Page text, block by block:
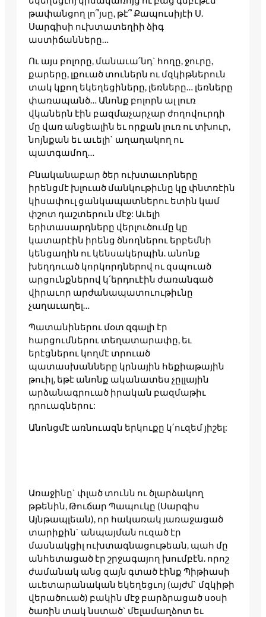
թափանցող լո՞յսը, թէ՞ Քապուսիյէի Ս.
Սարգիսի ուխտատեղիի ձիգ
աստիճանները…
Ու այս բոլորը, մանաւա՛նդ` հողը, ջուրը,
քարերը, լքուած տուներն ու մզկիթներուն
տակ կքող եկեղեցիները, լեռները… լեռները
փառապանծ… Անոնք բոլորն ալ լուռ
վկաներն էին բազմաչարչար ժողովուրդի
մը վառ անցեալին եւ որքան լուռ ու տխուր,
նոյնքան եւ աւելի` աղաղակող ու
պատգամող…
Բնականաբար ծեր ուխտաւորները
իրենցմէ խլուած մանկութիւնը կը փնտռէին
կիսափուլ ցանկապատներու ետին կամ
փշոտ դաշտերուն մէջ: Աւելի
երիտասարդները վերլուծումը կը
կատարէին իրենց ծնողներու երբեմնի
կենցաղին ու կենսակերպին. անոնք
խեղդուած կորկորդներով ու զսպուած
արցունքներով կ՛երդուէին ժառանգած
վիրաւոր արժանապատուութիւնը
չաղաւաղել…
Պատանիներու մօտ զգալի էր
հարցումներու տեղատարափը, եւ
երէցներու կողմէ տրուած
պատասխանները կրնային հեքիաթային
թուիլ, եթէ անոնք ականատես չըլլային
արձանագրուած իրական բազմաթիւ
դրուագներու:
Անոնցմէ առնուազն երկուքը կ՛ուզեմ յիշել:
Առաջինը` փլած տունն ու ծլարձակող
թթենին, Թուճար Պապուկը (Սարգիս
Այնթապլեան), որ հակառակ յառաջացած
տարիքին` անպայման ուզած էր
մասնակցիլ ուխտագնացութեան, պահ մը
անհետացած էր շրջագայող խումբէն. որոշ
ժամանակ անց զայն գտած էինք Պիթիասի
աւետարանական եկեղեցւոյ (այժմ` մզկիթի
վերածուած) բակին մէջ բարձրացած սօսի
ծառին տակ նստած` մելամաղձոտ եւ